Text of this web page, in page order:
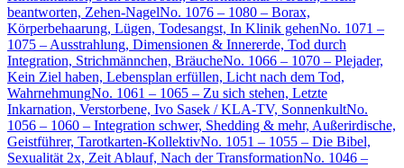
beantworten, Zehen-NagelNo. 1076 – 1080 – Borax,
Körperbehaarung, Lügen, Todesangst, In Klinik gehenNo. 1071 –
1075 – Ausstrahlung, Dimensionen & Innererde, Tod durch
Integration, Strichmännchen, BräucheNo. 1066 – 1070 – Plejader,
Kein Ziel haben, Lebensplan erfüllen, Licht nach dem Tod,
WahrnehmungNo. 1061 – 1065 – Zu sich stehen, Letzte
Inkarnation, Verstorbene, Ivo Sasek / KLA-TV, SonnenkultNo.
1056 – 1060 – Integration schwer, Shedding & mehr, Außerirdische,
Geistführer, Tarotkarten-KollektivNo. 1051 – 1055 – Die Bibel,
Sexualität 2x, Zeit Ablauf, Nach der TransformationNo. 1046 –